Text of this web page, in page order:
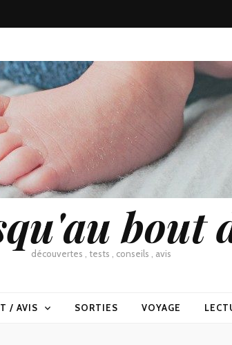
bout
découvertes , tests , conseils , avis
/ AVIS SORTIES VOYAGE